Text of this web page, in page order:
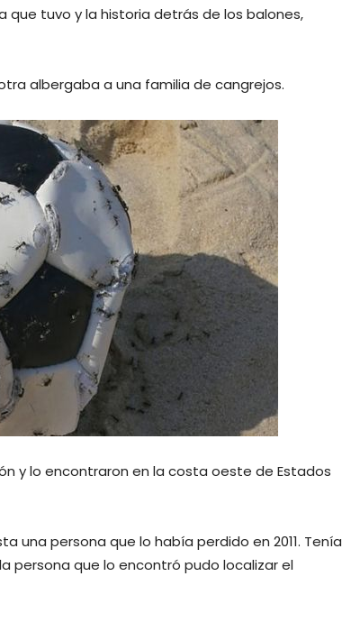
que tuvo y la historia detrás de los balones,
albergaba a una familia de cangrejos.
y lo encontraron en la costa oeste de Estados
una persona que lo había perdido en 2011. Tenía
persona que lo encontró pudo localizar el